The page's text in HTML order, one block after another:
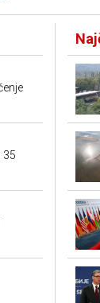
35